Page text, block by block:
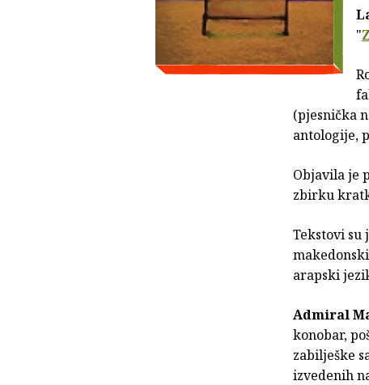
"
(pjesnička
antologije,
Objavila je
zbirku
Tekstovi su
arapski
Admiral
konobar,
zabilješke
izvedenih